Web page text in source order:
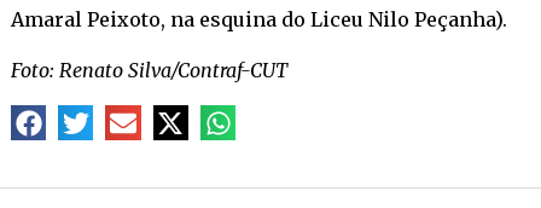
Amaral Peixoto, na esquina do Liceu Nilo Peçanha).
Foto: Renato Silva/Contraf-CUT